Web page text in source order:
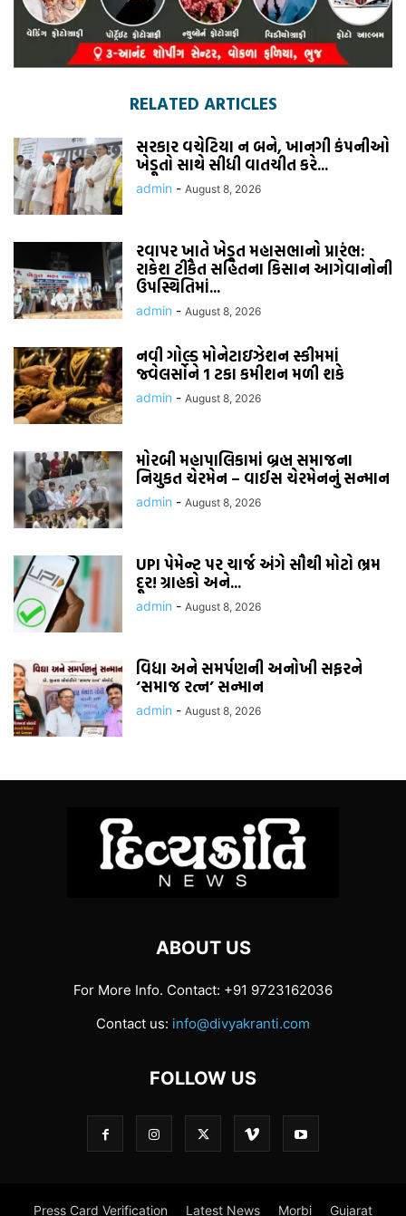
RELATED ARTICLES
સરકાર વચેટિયા ન બને, ખાનગી કંપનીઓ
ખેડૂતો સાથે સીધી વાતચીત કરે...
admin - August 8, 2026
રવાપર ખાતે ખેડૂત મહાસભાનો પ્રારંભ:
રાકેશ ટીકૈત સહિતના કિસાન આગેવાનોની
ઉપસ્થિતિમાં...
admin - August 8, 2026
નવી ગોલ્ડ મોનેટાઇઝેશન સ્કીમમાં
જ્વેલર્સોને 1 ટકા કમીશન મળી શકે
admin - August 8, 2026
મોરબી મહાપાલિકામાં બ્રહ્મ સમાજના
નિયુકત ચેરમેન – વાઈસ ચેરમેનનું સન્માન
admin - August 8, 2026
UPI પેમેન્ટ પર ચાર્જ અંગે સૌથી મોટો ભ્રમ
દૂર! ગ્રાહકો અને...
admin - August 8, 2026
વિદ્યા અને સમર્પણની અનોખી સફરને
‘સમાજ રત્ન’ સન્માન
admin - August 8, 2026
ABOUT US
For More Info. Contact: +91 9723162036
Contact us: info@divyakranti.com
FOLLOW US
Press Card Verification Latest News Morbi Gujarat